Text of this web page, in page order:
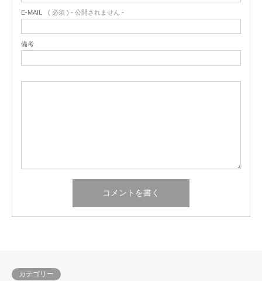
E-MAIL ( 必須 ) - 公開されません -
備考
カテゴリー